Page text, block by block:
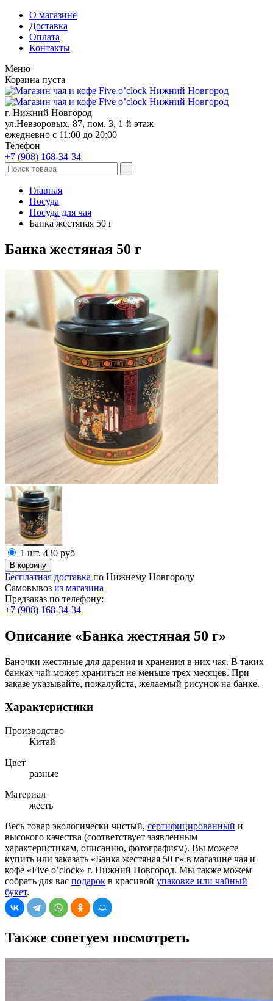
О магазине
Доставка
Оплата
Контакты
Меню
Корзина пуста
г. Нижний Новгород
ул.Невзоровых, 87, пом. 3, 1-й этаж
ежедневно с 11:00 до 20:00
Телефон
+7 (908) 168-34-34
Главная
Посуда
Посуда для чая
Банка жестяная 50 г
Банка жестяная 50 г
1 шт. 430 руб
Бесплатная доставка по Нижнему Новгороду
Самовывоз из магазина
Предзаказ по телефону:
+7 (908) 168-34-34
Описание «Банка жестяная 50 г»
Баночки жестяные для дарения и хранения в них чая. В таких
банках чай может храниться не меньше трех месяцев. При
заказе указывайте, пожалуйста, желаемый рисунок на банке.
Характеристики
Производство
Китай
Цвет
разные
Материал
жесть
Весь товар экологически чистый, сертифицированный и
высокого качества (соответствует заявленным
характеристикам, описанию, фотографиям). Вы можете
купить или заказать «Банка жестяная 50 г» в магазине чая и
кофе «Five o’clock» г. Нижний Новгород. Мы также можем
собрать для вас подарок в красивой упаковке или чайный
букет.
Также советуем посмотреть